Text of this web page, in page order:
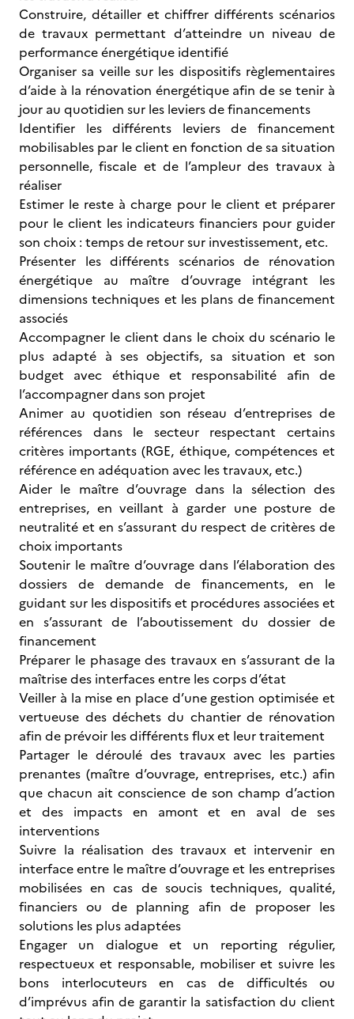
Construire, détailler et chiffrer différents scénarios
de travaux permettant d’atteindre un niveau de
performance énergétique identifié
Organiser sa veille sur les dispositifs règlementaires
d’aide à la rénovation énergétique afin de se tenir à
jour au quotidien sur les leviers de financements
Identifier les différents leviers de financement
mobilisables par le client en fonction de sa situation
personnelle, fiscale et de l’ampleur des travaux à
réaliser
Estimer le reste à charge pour le client et préparer
pour le client les indicateurs financiers pour guider
son choix : temps de retour sur investissement, etc.
Présenter les différents scénarios de rénovation
énergétique au maître d’ouvrage intégrant les
dimensions techniques et les plans de financement
associés
Accompagner le client dans le choix du scénario le
plus adapté à ses objectifs, sa situation et son
budget avec éthique et responsabilité afin de
l’accompagner dans son projet
Animer au quotidien son réseau d’entreprises de
références dans le secteur respectant certains
critères importants (RGE, éthique, compétences et
référence en adéquation avec les travaux, etc.)
Aider le maître d’ouvrage dans la sélection des
entreprises, en veillant à garder une posture de
neutralité et en s’assurant du respect de critères de
choix importants
Soutenir le maître d’ouvrage dans l’élaboration des
dossiers de demande de financements, en le
guidant sur les dispositifs et procédures associées et
en s’assurant de l’aboutissement du dossier de
financement
Préparer le phasage des travaux en s’assurant de la
maîtrise des interfaces entre les corps d’état
Veiller à la mise en place d’une gestion optimisée et
vertueuse des déchets du chantier de rénovation
afin de prévoir les différents flux et leur traitement
Partager le déroulé des travaux avec les parties
prenantes (maître d’ouvrage, entreprises, etc.) afin
que chacun ait conscience de son champ d’action
et des impacts en amont et en aval de ses
interventions
Suivre la réalisation des travaux et intervenir en
interface entre le maître d’ouvrage et les entreprises
mobilisées en cas de soucis techniques, qualité,
financiers ou de planning afin de proposer les
solutions les plus adaptées
Engager un dialogue et un reporting régulier,
respectueux et responsable, mobiliser et suivre les
bons interlocuteurs en cas de difficultés ou
d’imprévus afin de garantir la satisfaction du client